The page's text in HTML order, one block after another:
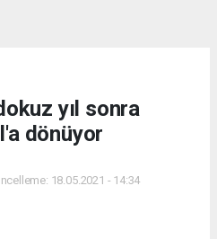
yıl sonra
dönüyor
18.05.2021 - 14:34